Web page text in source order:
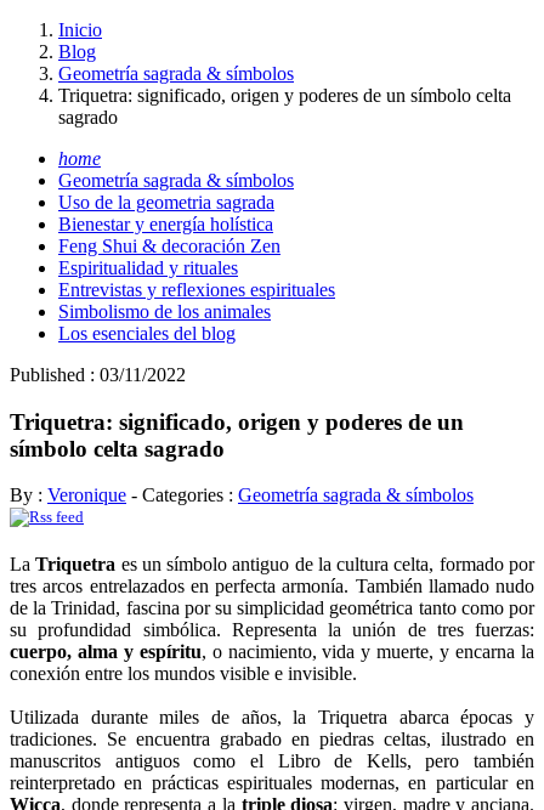
Inicio
Blog
Geometría sagrada & símbolos
Triquetra: significado, origen y poderes de un símbolo celta
sagrado
home
Geometría sagrada & símbolos
Uso de la geometria sagrada
Bienestar y energía holística
Feng Shui & decoración Zen
Espiritualidad y rituales
Entrevistas y reflexiones espirituales
Simbolismo de los animales
Los esenciales del blog
Published : 03/11/2022
Triquetra: significado, origen y poderes de un
símbolo celta sagrado
By : Veronique - Categories : Geometría sagrada & símbolos
LaTriquetra es un símbolo antiguo de la cultura celta, formado por
tres arcos entrelazados en perfecta armonía. También llamado nudo
de la Trinidad, fascina por su simplicidad geométrica tanto como por
su profundidad simbólica. Representa la unión de tres fuerzas:
cuerpo, alma y espíritu, o nacimiento, vida y muerte, y encarna la
conexión entre los mundos visible e invisible.
Utilizada durante miles de años, la Triquetra abarca épocas y
tradiciones. Se encuentra grabado en piedras celtas, ilustrado en
manuscritos antiguos como el Libro de Kells, pero también
reinterpretado en prácticas espirituales modernas, en particular en
Wicca, donde representa a la triple diosa: virgen, madre y anciana.